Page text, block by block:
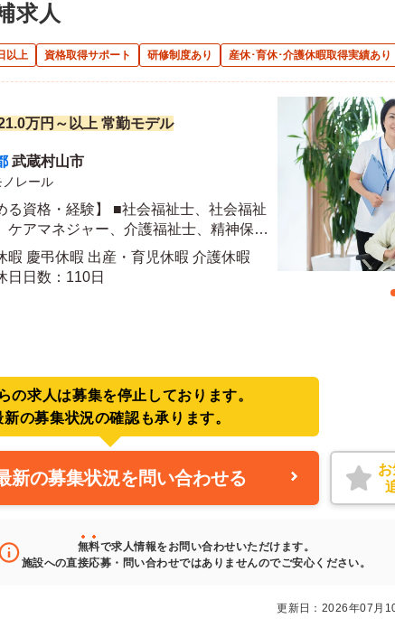
求人
以上 資格取得サポート 研修制度あり 産休･育休･介護休暇取得実績あり
万円～以上 常勤モデル
武蔵村山市
ノレール
る資格・経験】 ■社会福祉士、社会福祉
ケアマネジャー、介護福祉士、精神保健
のいずれかの資格
暇 慶弔休暇 出産・育児休暇 介護休暇
日日数：110日
の求人は募集を停止しております。
新の募集状況の確認も承ります。
新の募集状況を問い合わせる
お
無料で求人情報をお問い合わせいただけます。
施設への直接応募・問い合わせではありませんのでご安心ください。
更新日：2026年07月